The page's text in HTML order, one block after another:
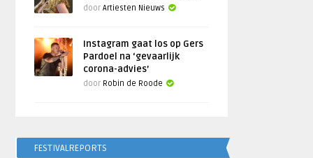
doorArtiesten Nieuws
Instagram gaat los op Gers
Pardoel na ‘gevaarlijk
corona-advies’
door Robin de Roode
FESTIVALREPORTS